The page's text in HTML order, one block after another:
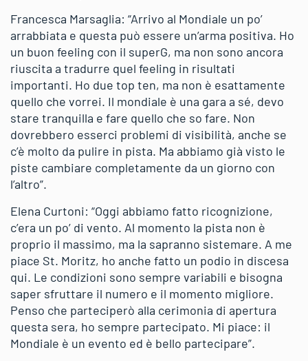
Francesca Marsaglia: “Arrivo al Mondiale un po’
arrabbiata e questa può essere un’arma positiva. Ho
un buon feeling con il superG, ma non sono ancora
riuscita a tradurre quel feeling in risultati
importanti. Ho due top ten, ma non è esattamente
quello che vorrei. Il mondiale è una gara a sé, devo
stare tranquilla e fare quello che so fare. Non
dovrebbero esserci problemi di visibilità, anche se
c’è molto da pulire in pista. Ma abbiamo già visto le
piste cambiare completamente da un giorno con
l’altro”.
Elena Curtoni: “Oggi abbiamo fatto ricognizione,
c’era un po’ di vento. Al momento la pista non è
proprio il massimo, ma la sapranno sistemare. A me
piace St. Moritz, ho anche fatto un podio in discesa
qui. Le condizioni sono sempre variabili e bisogna
saper sfruttare il numero e il momento migliore.
Penso che parteciperò alla cerimonia di apertura
questa sera, ho sempre partecipato. Mi piace: il
Mondiale è un evento ed è bello partecipare”.